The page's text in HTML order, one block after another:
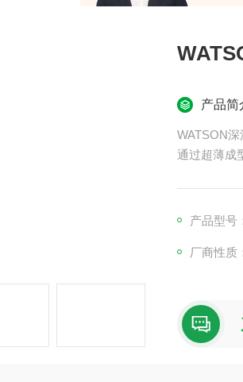
产品简
WATSON
通过超薄成
产品型号
厂商性质